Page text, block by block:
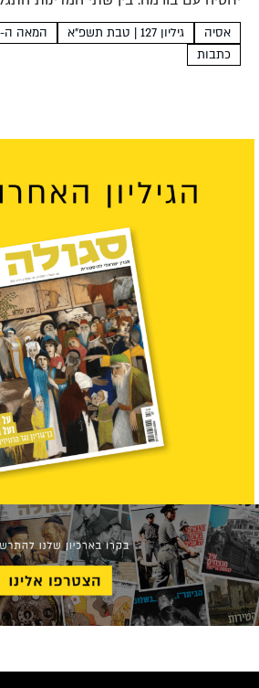
להיראות מפתיעים, וראשי הממשלות - או
שקעו לעתים בוויכוחים תאולוגיים שעסקו
אסיה גיליון 127 | טבת תשפ"א המאה ה-20
כתבות